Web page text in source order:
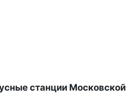
станции Московской